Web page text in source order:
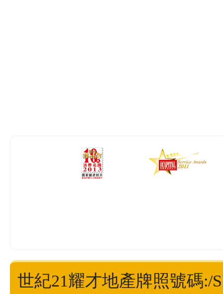
世紀21耀才地產牌照號碼:/